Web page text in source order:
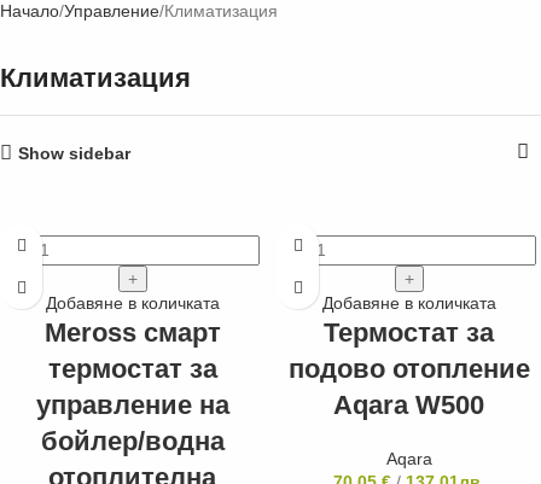
Начало Управление Климатизация
Климатизация
Show sidebar
Добавяне в количката
Meross смарт
термостат за
управление на
бойлер/водна
отоплителна
Добавяне в количката
Термостат за
подово отопление
Aqara W500
Aqara